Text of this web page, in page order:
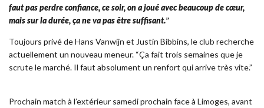
faut pas perdre confiance, ce soir, on a joué avec beaucoup de cœur,
mais sur la durée, ça ne va pas être suffisant.”
Toujours privé de Hans Vanwijn et Justin Bibbins, le club recherche
actuellement un nouveau meneur. “Ça fait trois semaines que je
scrute le marché. Il faut absolument un renfort qui arrive très vite.”
Prochain match à l’extérieur samedi prochain face à Limoges, avant